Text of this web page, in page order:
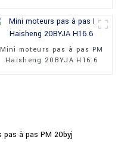
Mini moteurs pas à pas PM
Haisheng 20BYJA H16.6